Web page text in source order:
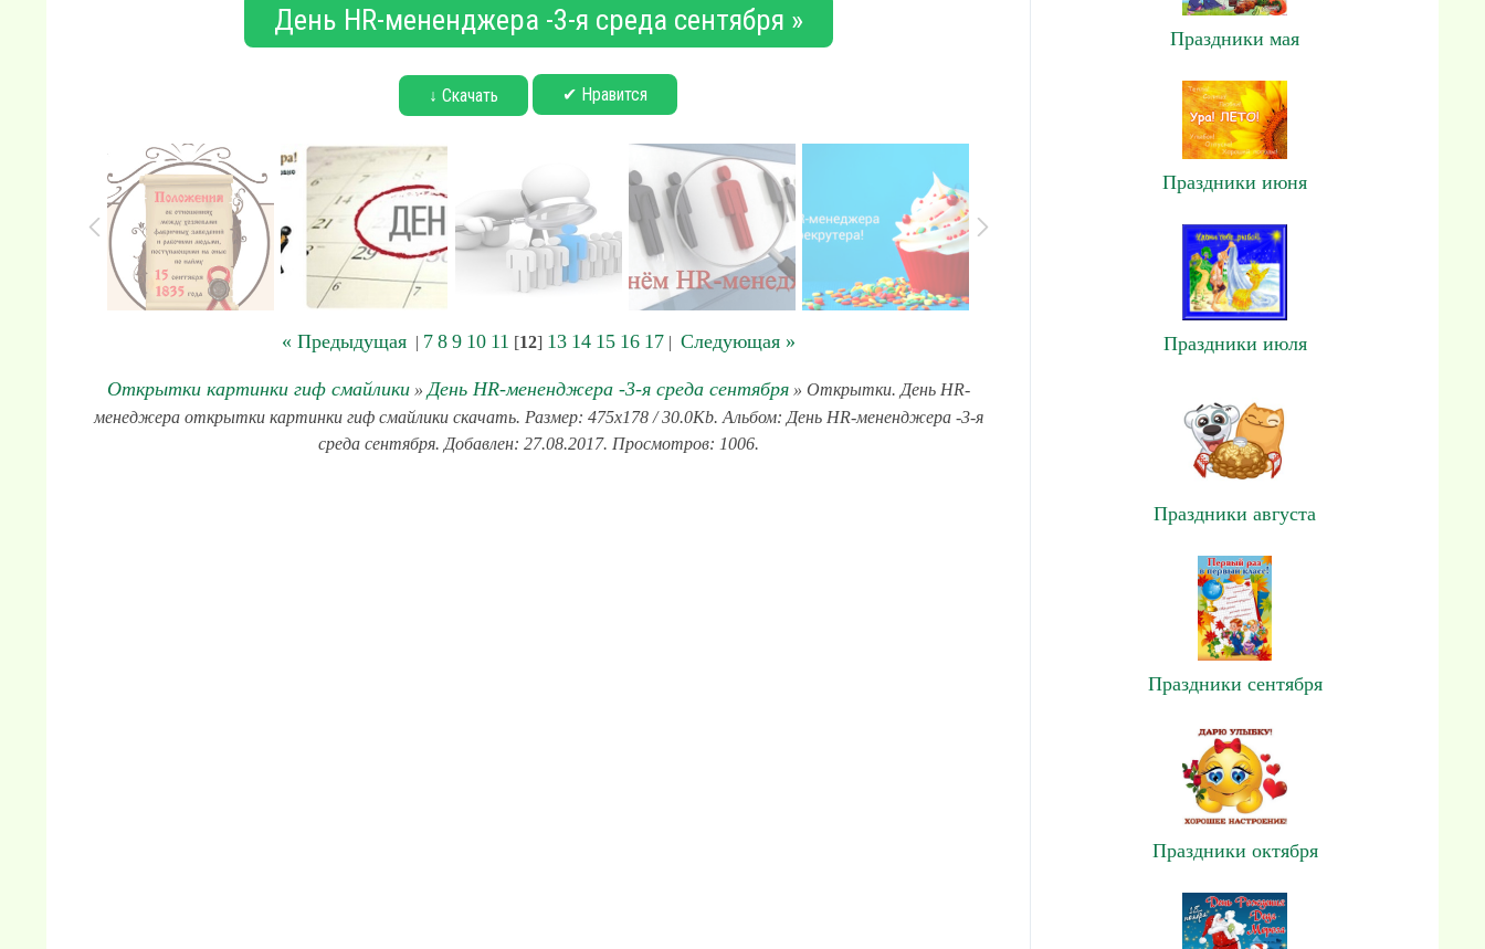
День HR-мененджера -3-я среда сентября »
↓ Скачать ✔ Нравится
« Предыдущая| 7 8 9 10 11 [12] 13 14 15 16 17| Следующая »
Открытки картинки гиф смайлики» День HR-мененджера -3-я среда сентября» Открытки. День HR-
менеджера открытки картинки гиф смайлики скачать. Размер: 475x178 / 30.0Kb. Альбом: День HR-мененджера -3-я
среда сентября. Добавлен: 27.08.2017. Просмотров: 1006.
Праздники мая
Праздники июня
Праздники июля
Праздники августа
Праздники сентября
Праздники октября